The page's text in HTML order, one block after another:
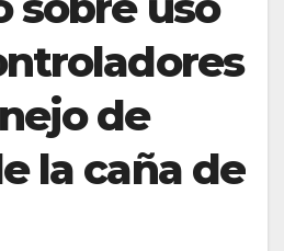
de
la caña de